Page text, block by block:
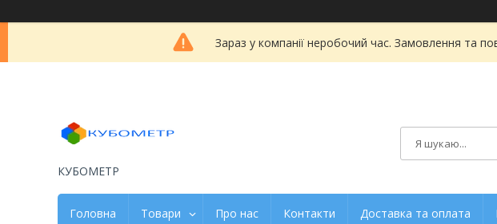
Зараз у компанії неробочий час. Замовлення та
КУБОМЕТР
Головна Товари Про нас Контакти Доставка та оплата